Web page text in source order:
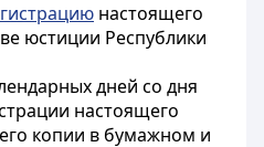
настоящего
юстиции Республики
дней со дня
настоящего
копии в бумажном и